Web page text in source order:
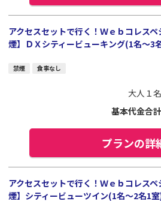
アクセスセットで行く！Ｗｅｂコレス
煙】ＤＸシティービューキング(1名～3
禁煙 食事なし
大人１名
基本代金合計
プランの詳
アクセスセットで行く！Ｗｅｂコレス
煙】シティービューツイン(1名～2名1